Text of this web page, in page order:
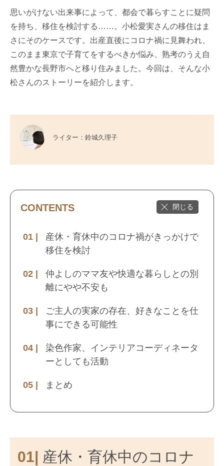
思いがけない出来事によって、都会で暮らすことに疑問
を持ち、移住を検討する……。小松愛実さんの移住はま
さにそのケースです。出産直後にコロナ禍に見舞われ、
このまま東京で子育てをするべきか悩み、熟考のうえ自
然豊かな長野市へと移り住みました。今回は、そんな小
松さんのストーリーを紹介します。
ライター：鈴城久理子
CONTENTS
産休・育休中のコロナ禍がきっかけで
移住を検討
仲よしのママ友や快適な暮らしとの別
離にやや不安も
ご主人の実家の存在、好きなことを仕
事にできる可能性
染色作家、インテリアコーディネータ
ーとしても活動
まとめ
01| 産休・育休中のコロナ